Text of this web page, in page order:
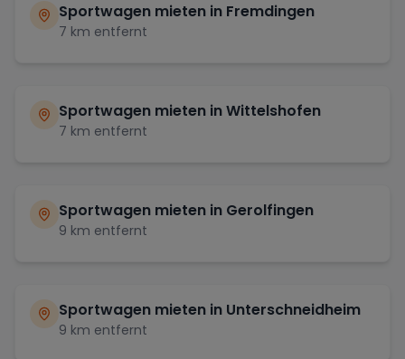
Sportwagen mieten in Fremdingen
7 km entfernt
Sportwagen mieten inWittelshofen
7 km entfernt
Sportwagen mieten in Gerolfingen
9 km entfernt
Sportwagen mieten in Unterschneidheim
9 km entfernt